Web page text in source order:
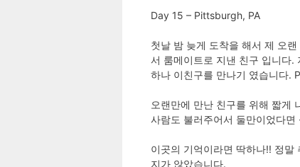
Day 15 – Pittsburgh, PA
첫날 밤 늦게 도착을 해서 제 오
서 룸메이트로 지낸 친구 입니다
하나 이친구를 만나기 였습니다.
오랜만에 만난 친구를 위해 짧게
사람도 불러주어서 둘만이었다
이곳의 기억이라면 딱하나!! 정
지가 않았습니다.